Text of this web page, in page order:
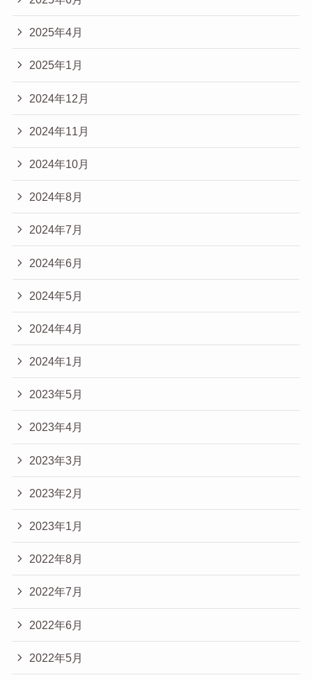
2025年4月
2025年1月
2024年12月
2024年11月
2024年10月
2024年8月
2024年7月
2024年6月
2024年5月
2024年4月
2024年1月
2023年5月
2023年4月
2023年3月
2023年2月
2023年1月
2022年8月
2022年7月
2022年6月
2022年5月